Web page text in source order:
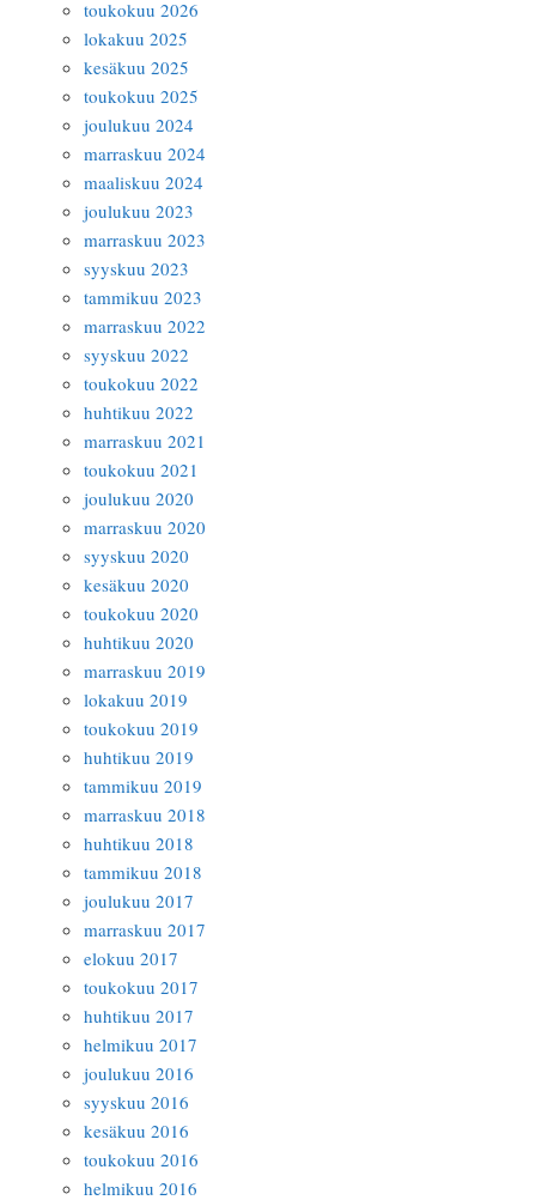
toukokuu 2026
lokakuu 2025
kesäkuu 2025
toukokuu 2025
joulukuu 2024
marraskuu 2024
maaliskuu 2024
joulukuu 2023
marraskuu 2023
syyskuu 2023
tammikuu 2023
marraskuu 2022
syyskuu 2022
toukokuu 2022
huhtikuu 2022
marraskuu 2021
toukokuu 2021
joulukuu 2020
marraskuu 2020
syyskuu 2020
kesäkuu 2020
toukokuu 2020
huhtikuu 2020
marraskuu 2019
lokakuu 2019
toukokuu 2019
huhtikuu 2019
tammikuu 2019
marraskuu 2018
huhtikuu 2018
tammikuu 2018
joulukuu 2017
marraskuu 2017
elokuu 2017
toukokuu 2017
huhtikuu 2017
helmikuu 2017
joulukuu 2016
syyskuu 2016
kesäkuu 2016
toukokuu 2016
helmikuu 2016